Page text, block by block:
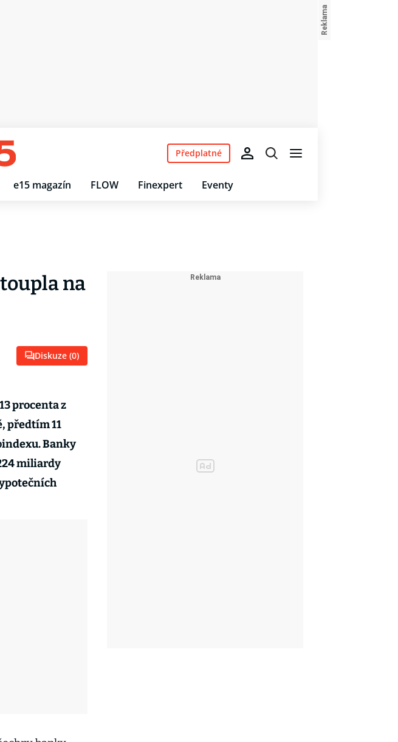
e15 magazín FLOW Finexpert Eventy
Předplatné
na
Diskuze (0)
procenta z
předtím 11
Banky
miliardy